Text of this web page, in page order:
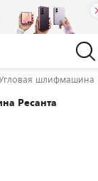
шлифмашина
Ресанта